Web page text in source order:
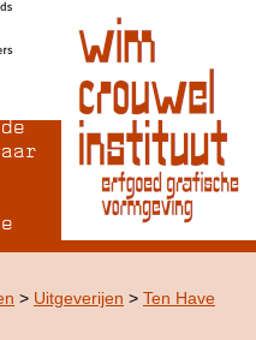
> Uitgeverijen > Ten Have